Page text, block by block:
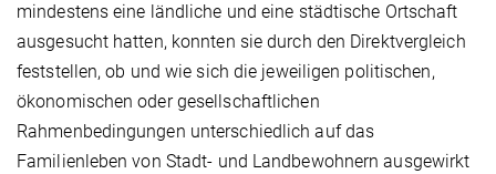
mindestens eine ländliche und eine städtische Ortschaft
ausgesucht hatten, konnten sie durch den Direktvergleich
feststellen, ob und wie sich die jeweiligen politischen,
ökonomischen oder gesellschaftlichen
Rahmenbedingungen unterschiedlich auf das
Familienleben von Stadt- und Landbewohnern ausgewirkt